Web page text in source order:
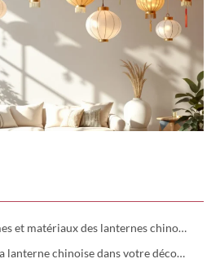
Les différentes formes et matériaux des lanternes chinoises
Comment intégrer la lanterne chinoise dans votre décoration